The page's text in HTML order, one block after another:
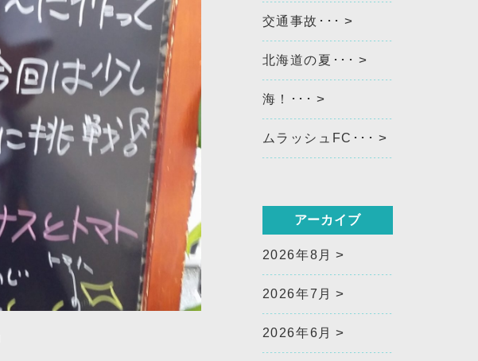
交通事故･･･
北海道の夏･･･
海！･･･
ムラッシュFC･･･
アーカイブ
2026年8月
2026年7月
2026年6月